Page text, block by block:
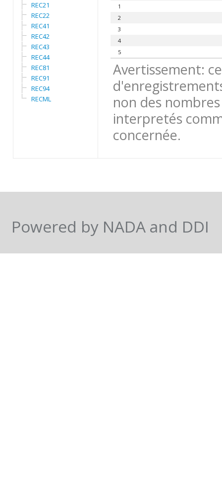
REC21
REC22
REC41
REC42
REC43
REC44
REC81
REC91
REC94
RECML
1
2
3
4
5
Avertissement:
non des
interpretés
concernée.
Powered by NADA and DDI